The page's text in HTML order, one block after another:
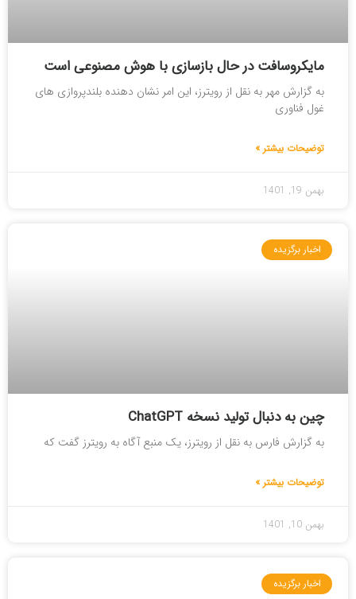
مایکروسافت در حال بازسازی با هوش مصنوعی است
به گزارش مهر به نقل از رویترز، این امر نشان دهنده بلندپروازی های
غول فناوری
توضیحات بیشتر »
بهمن 19, 1401
اخبار برگزیده
چین به دنبال تولید نسخه ChatGPT
به گزارش فارس به نقل از رویترز، یک منبع آگاه به رویترز گفت که
توضیحات بیشتر »
بهمن 10, 1401
اخبار برگزیده